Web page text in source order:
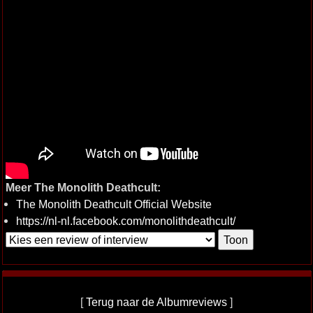
Meer The Monolith Deathcult:
The Monolith Deathcult Official Website
https://nl-nl.facebook.com/monolithdeathcult/
[Terug naar de Albumreviews ]